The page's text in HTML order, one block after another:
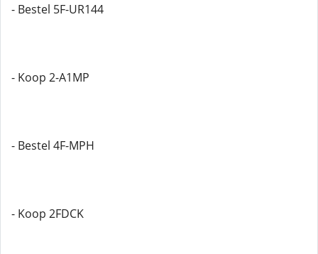
- Bestel 5F-UR144
- Koop 2-A1MP
- Bestel 4F-MPH
- Koop 2FDCK